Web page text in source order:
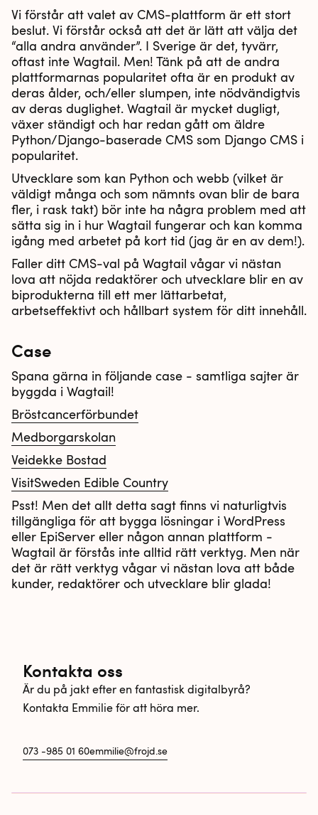
Vi förstår att valet av CMS-plattform är ett stort
beslut. Vi förstår också att det är lätt att välja det
“alla andra använder”. I Sverige är det, tyvärr,
oftast inte Wagtail. Men! Tänk på att de andra
plattformarnas popularitet ofta är en produkt av
deras ålder, och/eller slumpen, inte nödvändigtvis
av deras duglighet. Wagtail är mycket dugligt,
växer ständigt och har redan gått om äldre
Python/Django-baserade CMS som Django CMS i
popularitet.
Utvecklare som kan Python och webb (vilket är
väldigt många och som nämnts ovan blir de bara
fler, i rask takt) bör inte ha några problem med att
sätta sig in i hur Wagtail fungerar och kan komma
igång med arbetet på kort tid (jag är en av dem!).
Faller ditt CMS-val på Wagtail vågar vi nästan
lova att nöjda redaktörer och utvecklare blir en av
biprodukterna till ett mer lättarbetat,
arbetseffektivt och hållbart system för ditt innehåll.
Case
Spana gärna in följande case - samtliga sajter är
byggda i Wagtail!
Bröstcancerförbundet
Medborgarskolan
Veidekke Bostad
VisitSweden Edible Country
Psst! Men det allt detta sagt finns vi naturligtvis
tillgängliga för att bygga lösningar i WordPress
eller EpiServer eller någon annan plattform -
Wagtail är förstås inte alltid rätt verktyg. Men när
det är rätt verktyg vågar vi nästan lova att både
kunder, redaktörer och utvecklare blir glada!
Kontakta oss
Är du på jakt efter en fantastisk digitalbyrå?
Kontakta Emmilie för att höra mer.
073 -985 01 60emmilie@frojd.se